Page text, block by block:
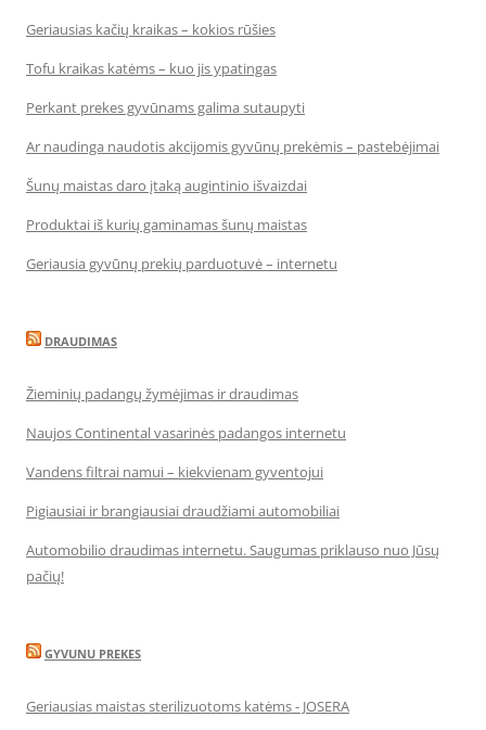
Geriausias kačių kraikas – kokios rūšies
Tofu kraikas katėms – kuo jis ypatingas
Perkant prekes gyvūnams galima sutaupyti
Ar naudinga naudotis akcijomis gyvūnų prekėmis – pastebėjimai
Šunų maistas daro įtaką augintinio išvaizdai
Produktai iš kurių gaminamas šunų maistas
Geriausia gyvūnų prekių parduotuvė – internetu
DRAUDIMAS
Žieminių padangų žymėjimas ir draudimas
Naujos Continental vasarinės padangos internetu
Vandens filtrai namui – kiekvienam gyventojui
Pigiausiai ir brangiausiai draudžiami automobiliai
Automobilio draudimas internetu. Saugumas priklauso nuo Jūsų
pačių!
GYVUNU PREKES
Geriausias maistas sterilizuotoms katėms - JOSERA